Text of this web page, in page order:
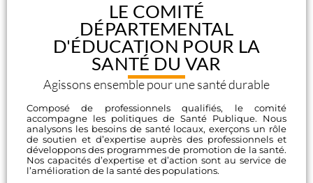
LE COMITÉ
DÉPARTEMENTAL
D'ÉDUCATION POUR LA
SANTÉ DU VAR
Agissons ensemble pour une santé durable
Composé de professionnels qualifiés, le comité
accompagne les politiques de Santé Publique. Nous
analysons les besoins de santé locaux, exerçons un rôle
de soutien et d’expertise auprès des professionnels et
développons des programmes de promotion de la santé.
Nos capacités d’expertise et d’action sont au service de
l’amélioration de la santé des populations.